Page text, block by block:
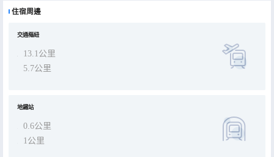
住宿周邊
交通樞紐
13.1公里
5.7公里
地鐵站
0.6公里
1公里